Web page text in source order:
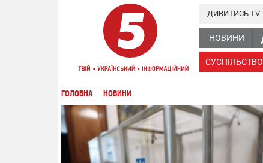
НОВИНИ
СУСПІЛЬСТВО
ДИВИТИСЬ TV
ГОЛОВНА НОВИНИ